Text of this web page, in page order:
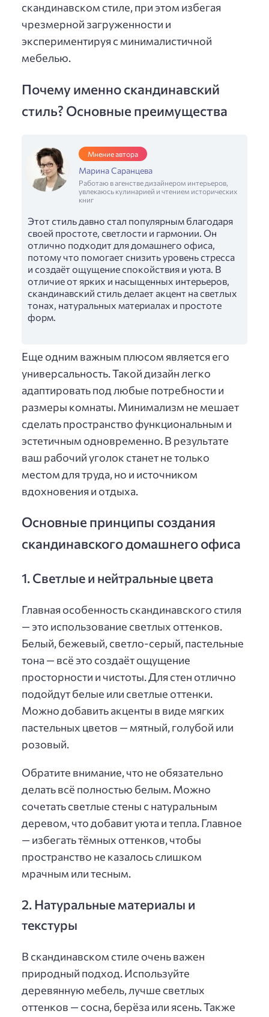
скандинавском стиле, при этом избегая
чрезмерной загруженности и
экспериментируя с минималистичной
мебелью.
Почему именно скандинавский
стиль? Основные преимущества
Мнение автора
Марина Саранцева
Работаю в агенстве дизайнером интерьеров,
увлекаюсь кулинарией и чтением исторических
книг
Этот стиль давно стал популярным благодаря
своей простоте, светлости и гармонии. Он
отлично подходит для домашнего офиса,
потому что помогает снизить уровень стресса
и создаёт ощущение спокойствия и уюта. В
отличие от ярких и насыщенных интерьеров,
скандинавский стиль делает акцент на светлых
тонах, натуральных материалах и простоте
форм.
Еще одним важным плюсом является его
универсальность. Такой дизайн легко
адаптировать под любые потребности и
размеры комнаты. Минимализм не мешает
сделать пространство функциональным и
эстетичным одновременно. В результате
ваш рабочий уголок станет не только
местом для труда, но и источником
вдохновения и отдыха.
Основные принципы создания
скандинавского домашнего офиса
1. Светлые и нейтральные цвета
Главная особенность скандинавского стиля
— это использование светлых оттенков.
Белый, бежевый, светло-серый, пастельные
тона — всё это создаёт ощущение
просторности и чистоты. Для стен отлично
подойдут белые или светлые оттенки.
Можно добавить акценты в виде мягких
пастельных цветов — мятный, голубой или
розовый.
Обратите внимание, что не обязательно
делать всё полностью белым. Можно
сочетать светлые стены с натуральным
деревом, что добавит уюта и тепла. Главное
— избегать тёмных оттенков, чтобы
пространство не казалось слишком
мрачным или тесным.
2. Натуральные материалы и
текстуры
В скандинавском стиле очень важен
природный подход. Используйте
деревянную мебель, лучше светлых
оттенков — сосна, берёза или ясень. Также